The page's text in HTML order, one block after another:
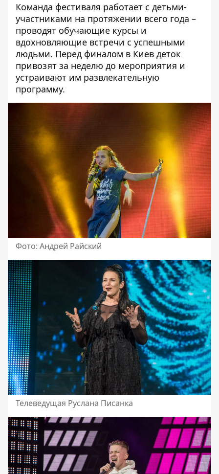
Команда фестиваля работает с детьми-
участниками на протяжении всего года –
проводят обучающие курсы и
вдохновляющие встречи с успешными
людьми. Перед финалом в Киев деток
привозят за неделю до мероприятия и
устраивают им развлекательную
программу.
Фото: Андрей Райский
Телеведущая Руслана Писанка